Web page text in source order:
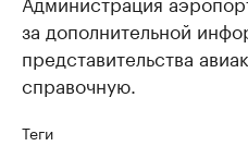
за дополнительной
представительства
справочную.
Теги